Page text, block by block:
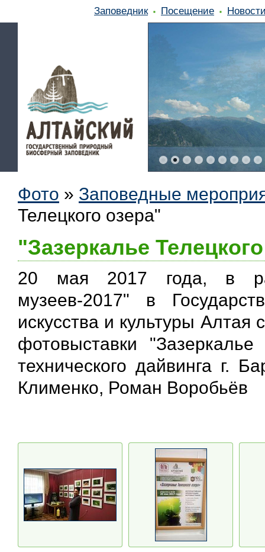
Заповедник Посещение
Фото » Заповедные
Телецкого озера"
"Зазеркалье
20 мая 2017 года, в
музеев-2017" в
искусства и культуры Алтая
фотовыставки
технического дайвинга г.
Клименко, Роман Воробьёв